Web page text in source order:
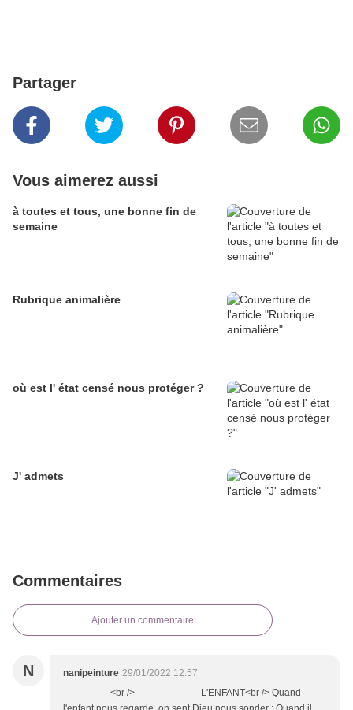
Partager
Vous aimerez aussi
à toutes et tous, une bonne fin de
semaine
Rubrique animalière
où est l' état censé nous protéger ?
J' admets
Commentaires
Ajouter un commentaire
N nanipeinture 29/01/2022 12:57
<br /> L'ENFANT<br /> Quand